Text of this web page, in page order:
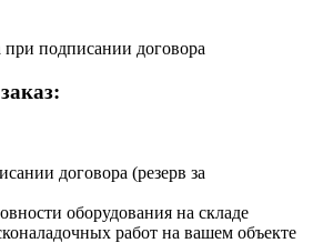
при подписании договора
договора (резерв за
оборудования на складе
работ на вашем объекте